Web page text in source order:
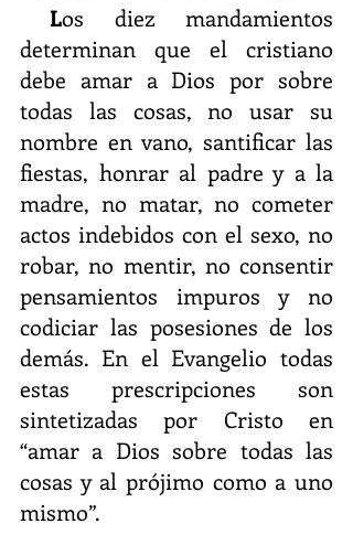
Los diez mandamientos
determinan que el cristiano
debe amar a Dios por sobre
todas las cosas, no usar su
nombre en vano, santificar las
fiestas, honrar al padre y a la
madre, no matar, no cometer
actos indebidos con el sexo, no
robar, no mentir, no consentir
pensamientos impuros y no
codiciar las posesiones de los
demás. En el Evangelio todas
estas prescripciones son
sintetizadas por Cristo en
“amar a Dios sobre todas las
cosas y al prójimo como a uno
mismo”.